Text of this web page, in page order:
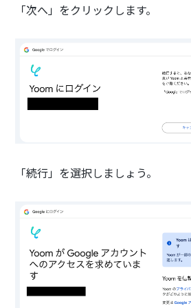
「次へ」をクリックします。
「続行」を選択しましょう。